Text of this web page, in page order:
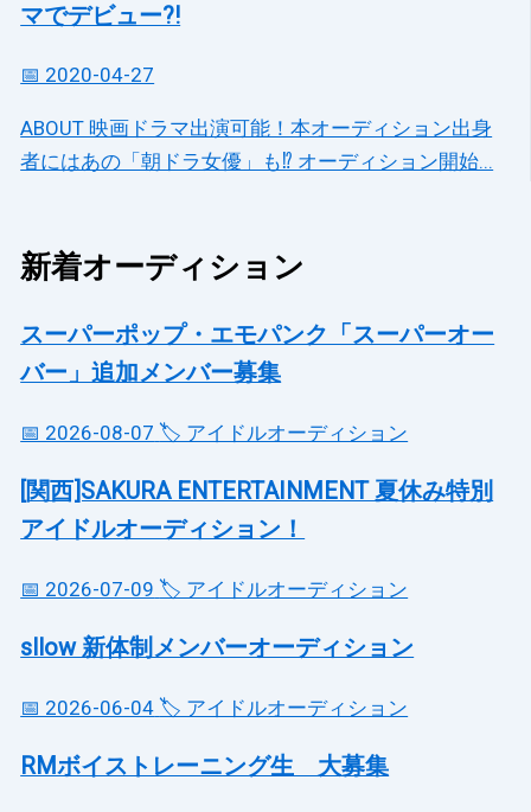
マでデビュー?!
📅 2020-04-27
ABOUT 映画ドラマ出演可能！本オーディション出身
者にはあの「朝ドラ女優」も⁉ オーディション開始...
新着オーディション
スーパーポップ・エモパンク「スーパーオー
バー」追加メンバー募集
📅 2026-08-07 🏷️ アイドルオーディション
[関西]SAKURA ENTERTAINMENT 夏休み特別
アイドルオーディション！
📅 2026-07-09 🏷️ アイドルオーディション
sllow 新体制メンバーオーディション
📅 2026-06-04 🏷️ アイドルオーディション
RMボイストレーニング生 大募集